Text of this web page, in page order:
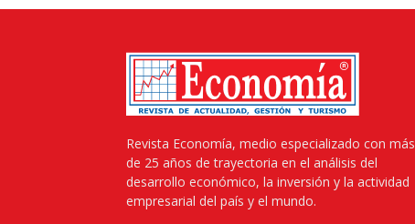
Revista Economía, medio especializado con más
de 25 años de trayectoria en el análisis del
desarrollo económico, la inversión y la actividad
empresarial del país y el mundo.